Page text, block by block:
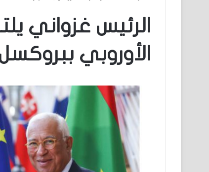
الرئيس غزواني
الأوروبي